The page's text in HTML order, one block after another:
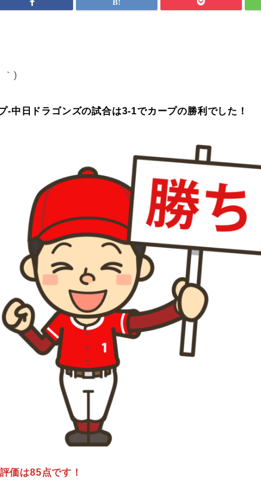
｀)
-中日ドラゴンズの試合は3-1でカープの勝利でした！
価は85点です！